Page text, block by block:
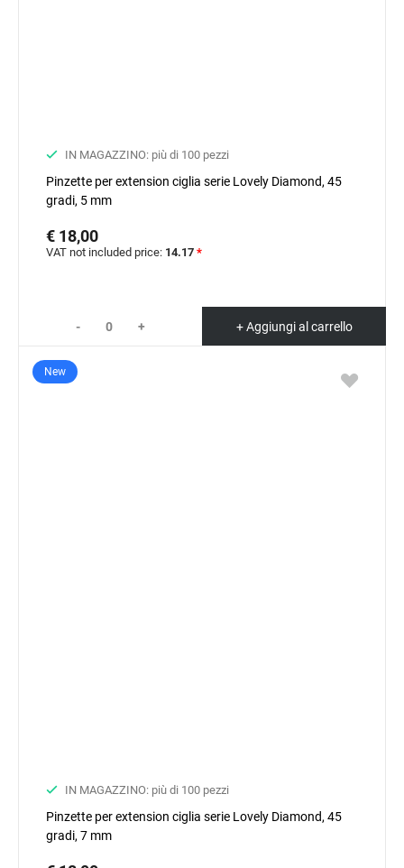
IN MAGAZZINO: più di 100 pezzi
Pinzette per extension ciglia serie Lovely Diamond, 45
gradi, 5 mm
€ 18,00
VAT not included price: 14.17 *
- + + Aggiungi al carrello
New
IN MAGAZZINO: più di 100 pezzi
Pinzette per extension ciglia serie Lovely Diamond, 45
gradi, 7 mm